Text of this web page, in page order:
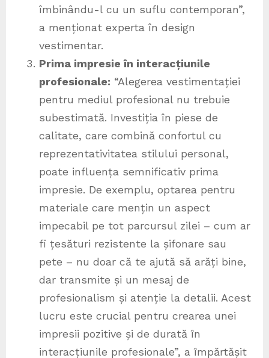
îmbinându-l cu un suflu contemporan”,
a menționat experta în design
vestimentar.
Prima impresie în interacțiunile
profesionale: “Alegerea vestimentației
pentru mediul profesional nu trebuie
subestimată. Investiția în piese de
calitate, care combină confortul cu
reprezentativitatea stilului personal,
poate influența semnificativ prima
impresie. De exemplu, optarea pentru
materiale care mențin un aspect
impecabil pe tot parcursul zilei – cum ar
fi țesături rezistente la șifonare sau
pete – nu doar că te ajută să arăți bine,
dar transmite și un mesaj de
profesionalism și atenție la detalii. Acest
lucru este crucial pentru crearea unei
impresii pozitive și de durată în
interacțiunile profesionale”, a împărtășit